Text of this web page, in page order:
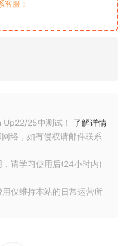
客服；
Up22/25中测试！ 了解详情
络，如有侵权请邮件联系
请学习使用后(24小时内)
仅维持本站的日常运营所